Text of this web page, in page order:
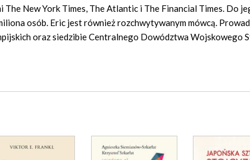
The New York Times, The Atlantic i The Financial Times. Do
osób. Eric jest również rozchwytywanym mówcą.
oraz siedzibie Centralnego Dowództwa Wojskowego